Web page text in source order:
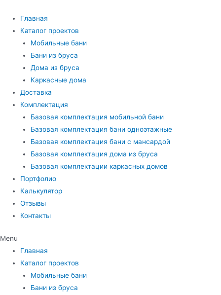
содержимому
Главная
Каталог проектов
Мобильные бани
Бани из бруса
Дома из бруса
Каркасные дома
Доставка
Комплектация
Базовая комплектация мобильной бани
Базовая комплектация бани одноэтажные
Базовая комплектация бани с мансардой
Базовая комплектация дома из бруса
Базовая комплектации каркасных домов
Портфолио
Калькулятор
Отзывы
Контакты
Menu
Главная
Каталог проектов
Мобильные бани
Бани из бруса